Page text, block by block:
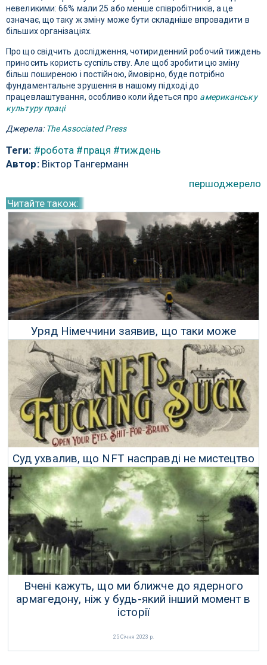
невеликими: 66% мали 25 або менше співробітників, а це
означає, що таку ж зміну може бути складніше впровадити в
більших організаціях.
Про що свідчить дослідження, чотириденний робочий тиждень
приносить користь суспільству. Але щоб зробити цю зміну
більш поширеною і постійною, ймовірно, буде потрібно
фундаментальне зрушення в нашому підході до
працевлаштування, особливо коли йдеться про американську
культуру праці.
Джерела: The Associated Press
Теги: #робота #праця #тиждень
Автор:Віктор Тангерманн
першоджерело
Читайте також:
Уряд Німеччини заявив, що таки може
продовжити термін служби АЕС
02 Серпня 2022 р.
Суд ухвалив, що NFT насправді не мистецтво
14 Лютого 2023 р.
Вчені кажуть, що ми ближче до ядерного
армагедону, ніж у будь-який інший момент в
історії
25 Січня 2023 р.